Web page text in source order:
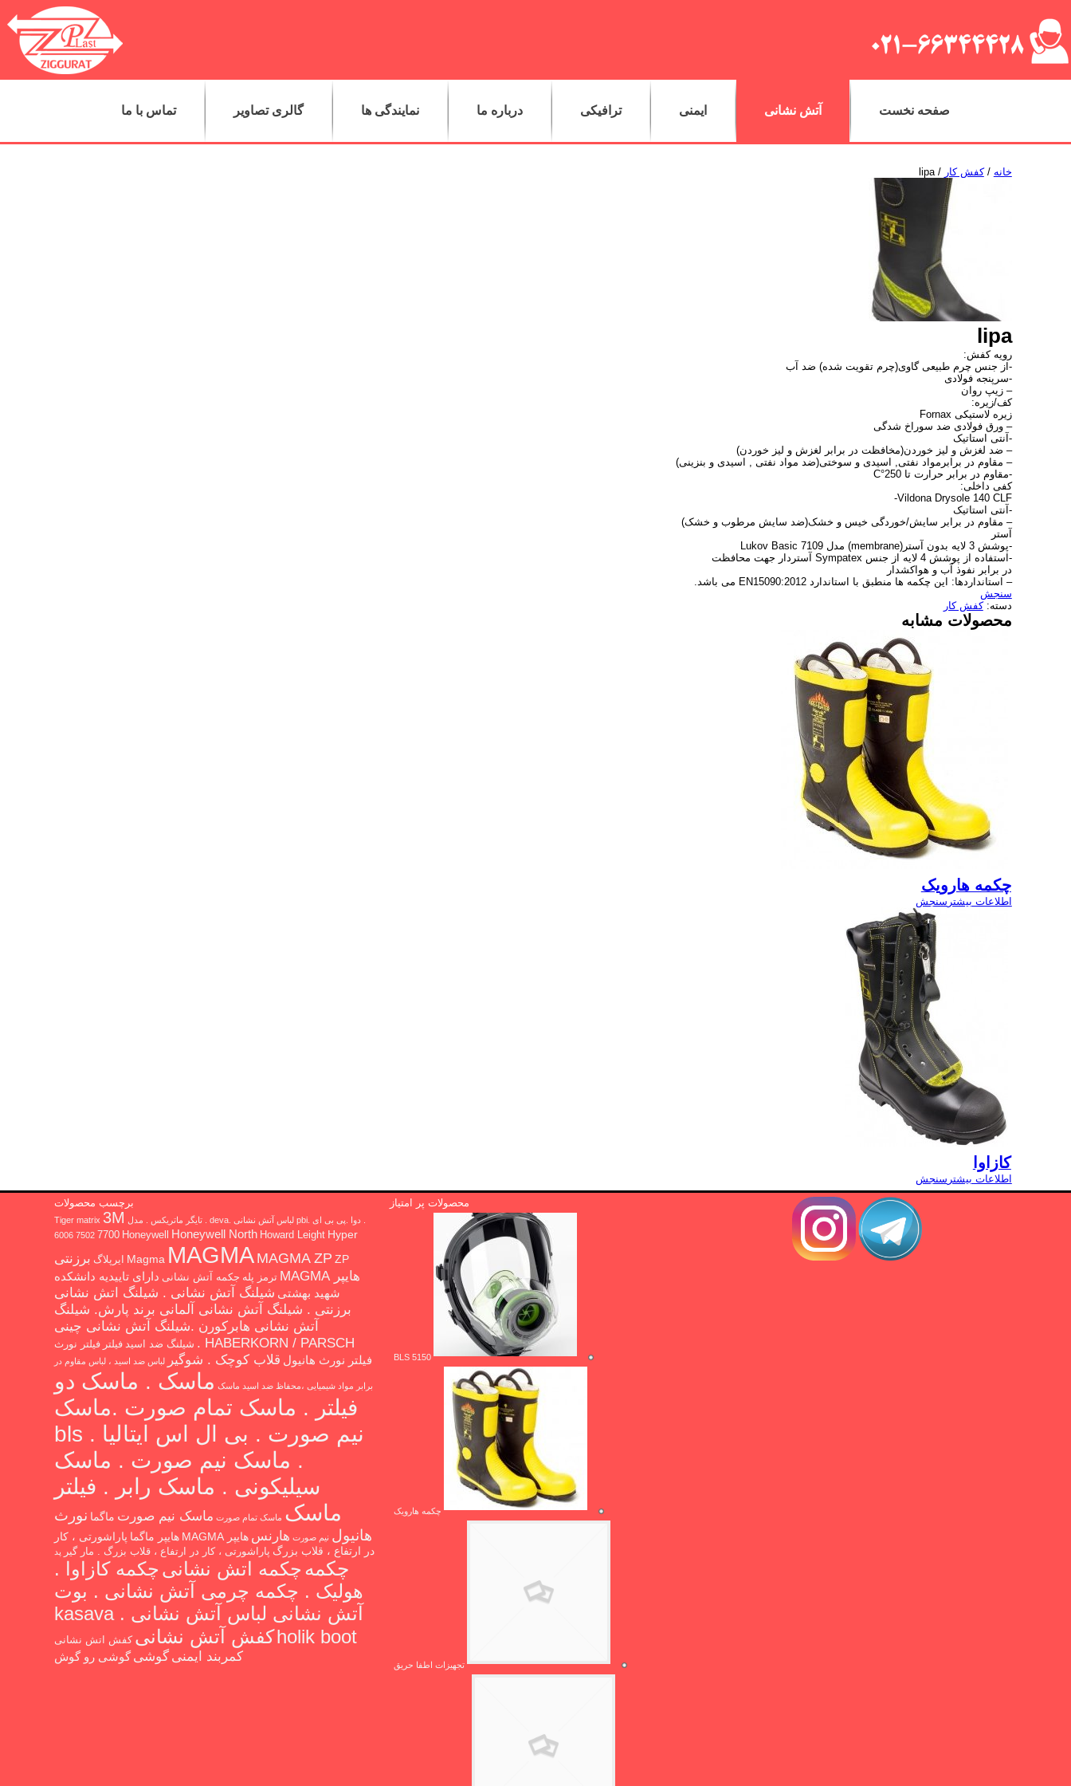
صفحه نخست آتش نشانی ایمنی ترافیکی درباره ما نمایندگی ها گالری تصاویر تماس با ما
خانه /کفش کار / lipa
lipa
رویه کفش:
-از جنس چرم طبیعی گاوی(چرم تقویت شده) ضد آب
-سرپنجه فولادی
– زیپ روان
کف/زیره:
زیره لاستیکی Fornax
– ورق فولادی ضد سوراخ شدگی
-آنتی استاتیک
– ضد لغزش و لیز خوردن(مخافظت در برابر لغزش و لیز خوردن)
– مقاوم در برابرمواد نفتی, اسیدی و سوختی(ضد مواد نفتی , اسیدی و بنزینی)
-مقاوم در برابر حرارت تا C°250
کفی داخلی:
Vildona Drysole 140 CLF-
-آنتی استاتیک
– مقاوم در برابر سایش/خوردگی خیس و خشک(ضد سایش مرطوب و خشک)
آستر
-پوشش 3 لایه بدون آستر(membrane) مدل Lukov Basic 7109
-استفاده از پوشش 4 لایه از جنس Sympatex آستردار جهت محافظت
در برابر نفوذ آب و هواکشدار
– استانداردها: این چکمه ها منطبق با استاندارد EN15090:2012 می باشد.
سنجش
دسته:کفش کار
محصولات مشابه
چکمه هارویک
اطلاعات بیشتر سنجش
کازاوا
اطلاعات بیشتر سنجش
محصولات پر امتیاز
BLS 5150
چکمه هارویک
تجهیزات اطفا حریق
برچسب محصولات
. دوا .پی بی ای .pbi لباس آتش نشانی .deva . تایگر ماتریکس . مدل Tiger matrix 3M
6006 7502 7700 Honeywell Honeywell North Howard Leight Hyper
Magma MAGMA MAGMA ZP ZP ایرپلاگ برزنتی
هایپر MAGMA
ترمز پله جکمه آتش نشانی دارای تاییدیه دانشکده
شهید بهشتی شیلنگ آتش نشانی . شیلنگ اتش نشانی
برزنتی . شیلنگ آتش نشانی آلمانی برند پارش. شیلنگ
آتش نشانی هابرکورن .شیلنگ آتش نشانی چینی
HABERKORN / PARSCH .
شیلنگ ضد اسید فیلتر فیلتر نورث
فیلتر نورث هانیول قلاب کوچک . شوگیر لباس ضد اسید ، لباس مقاوم در
برابر مواد شیمیایی ،محفاظ ضد اسید ماسک ماسک . ماسک دو
فیلتر . ماسک تمام صورت .ماسک
نیم صورت . بی ال اس ایتالیا . bls
. ماسک نیم صورت . ماسک
سیلیکونی . ماسک رابر . فیلتر
ماسک ماسک تمام صورت ماسک نیم صورت ماگما نورث
هانیول نیم صورت هارنس هایپر MAGMA هایپر ماگما پاراشورتی ، کار
در ارتفاع ، قلاب بزرگ پاراشورتی ، کار در ارتفاع ، قلاب بزرگ . مار گیر پد
چکمه چکمه اتش نشانی چکمه کازاوا .
هولیک . چکمه چرمی آتش نشانی . بوت
آتش نشانی لباس آتش نشانی kasava .
holik bootکفش آتش نشانی کفش اتش نشانی
کمربند ایمنی گوشی گوشی رو گوش